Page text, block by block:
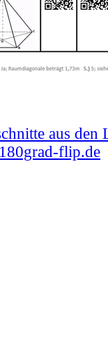
aus den
flip.de